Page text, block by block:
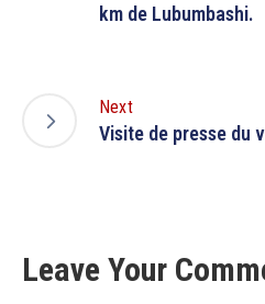
km de Lubumbashi.
Next
Visite de presse du
Leave Your